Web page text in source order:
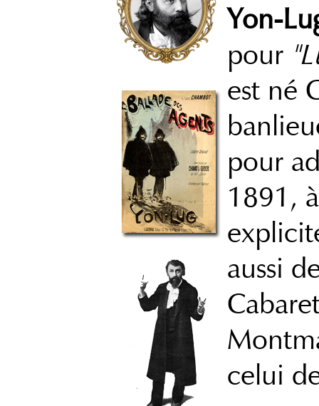
Yon-
pour
est né
pour
1891,
aussi
celui